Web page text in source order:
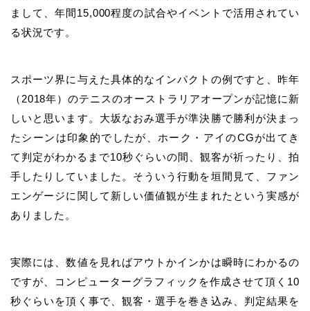
まして、年間15,000程度の試合やイベントで活用されてい
る状況です。
スポーツ界に与えた具体的なインパクトの例ですと、昨年
（2018年）のテニスのオーストラリアオープンが記憶に新
しいと思います。大坂なおみ選手が準決勝で勝利が決まっ
たシーンは印象的でしたが、ホーク・アイのCGが出てき
て判定がわかるまで10秒ぐらいの間、観客が祈ったり、拍
手したりしていました。そういう行動を垣間見て、ファン
エンゲージに関して新しい価値観が生まれたという実感が
ありました。
実際には、数値を見ればアウトかインかは瞬時にわかるの
ですが、コンピューターグラフィックを作成させて頂く10
秒ぐらいを頂く事で、観客・選手を巻き込み、判定結果を